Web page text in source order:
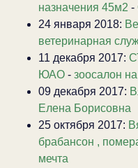
назначения 45м2 -
24 января 2018:
ветеринарная
11 декабря 2017:
ЮАО - зоосалон
09 декабря 2017:
Елена Борисовна
25 октября 2017:
брабансон ,
мечта